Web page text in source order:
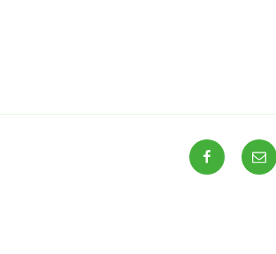
Facebook
E-
mail